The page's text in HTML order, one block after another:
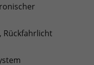
Rückfahrlicht